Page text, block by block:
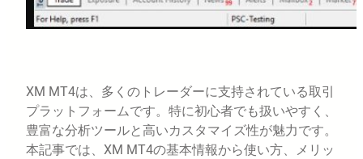
XM MT4は、多くのトレーダーに支持されている取引
プラットフォームです。特に初心者でも扱いやすく、
豊富な分析ツールと高いカスタマイズ性が魅力です。
本記事では、XM MT4の基本情報から使い方、メリッ